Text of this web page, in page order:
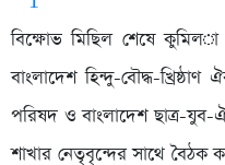
বিক্ষোভ মিছিল শেষে
বাংলাদেশ হিন্দু-বৌদ্ধ-
পরিষদ ও বাংলাদেশ ছাত্র-
শাখার নেতৃবৃন্দের সাথে বৈঠক